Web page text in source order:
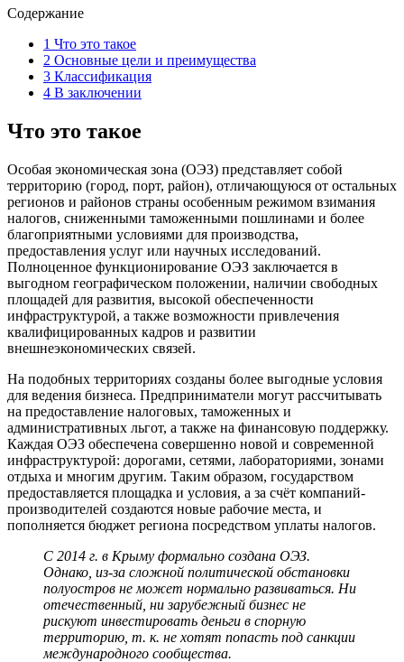
Содержание
1 Что это такое
2 Основные цели и преимущества
3 Классификация
4 В заключении
Что это такое
Особая экономическая зона (ОЭЗ) представляет собой
территорию (город, порт, район), отличающуюся от остальных
регионов и районов страны особенным режимом взимания
налогов, сниженными таможенными пошлинами и более
благоприятными условиями для производства,
предоставления услуг или научных исследований.
Полноценное функционирование ОЭЗ заключается в
выгодном географическом положении, наличии свободных
площадей для развития, высокой обеспеченности
инфраструктурой, а также возможности привлечения
квалифицированных кадров и развитии
внешнеэкономических связей.
На подобных территориях созданы более выгодные условия
для ведения бизнеса. Предприниматели могут рассчитывать
на предоставление налоговых, таможенных и
административных льгот, а также на финансовую поддержку.
Каждая ОЭЗ обеспечена совершенно новой и современной
инфраструктурой: дорогами, сетями, лабораториями, зонами
отдыха и многим другим. Таким образом, государством
предоставляется площадка и условия, а за счёт компаний-
производителей создаются новые рабочие места, и
пополняется бюджет региона посредством уплаты налогов.
С 2014 г. в Крыму формально создана ОЭЗ.
Однако, из-за сложной политической обстановки
полуостров не может нормально развиваться. Ни
отечественный, ни зарубежный бизнес не
рискуют инвестировать деньги в спорную
территорию, т. к. не хотят попасть под санкции
международного сообщества.